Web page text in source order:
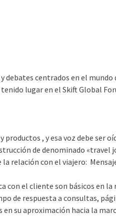
debates centrados en el
tenido lugar en el Skift Global
, y esa voz debe ser
de denominado «travel
relación con el viajero:
con el cliente son básicos en
de respuesta a consultas,
su aproximación hacia la